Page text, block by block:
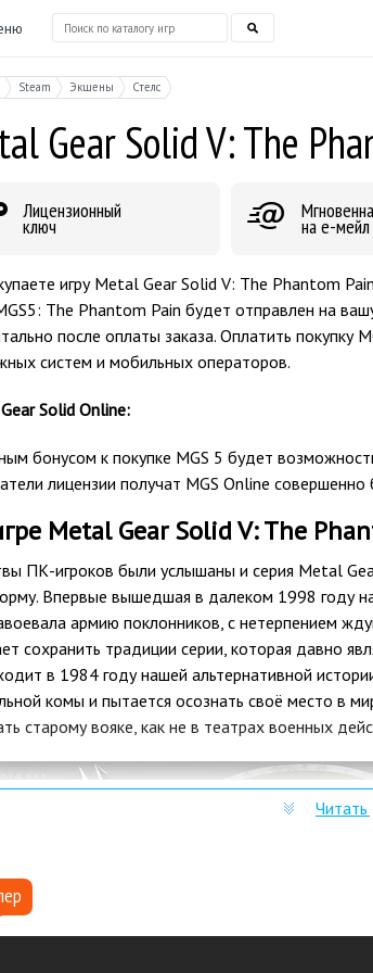
Steam Экшены Стелс
Gear Solid V: The
Лицензионный
ключ на е-мейл
игру Metal Gear Solid V: The Phantom
The Phantom Pain будет отправлен на
после оплаты заказа. Оплатить
систем и мобильных операторов.
Solid Online:
бонусом к покупке MGS 5 будет
лицензии получат MGS Online совершенно
Metal Gear Solid V: The
ПК-игроков были услышаны и серия Metal
Впервые вышедшая в далеком 1998 году
армию поклонников, с нетерпением
сохранить традиции серии, которая давно
в 1984 году нашей альтернативной
комы и пытается осознать своё место в
старому вояке, как не в театрах военных